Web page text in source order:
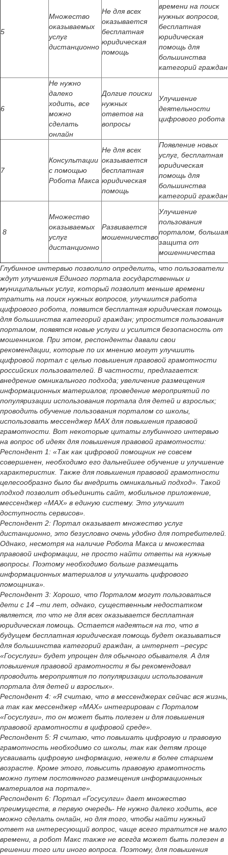
5
Множество
оказываемых
услуг
дистанционно
Не для всех
оказывается
бесплатная
юридическая
помощь
времени на поиск
нужных вопросов,
бесплатная
юридическая
помощь для
большинства
категорий граждан
6
Не нужно
далеко
ходить, все
можно
сделать
онлайн
Долгие поиски
нужных
ответов на
вопросы
Улучшение
деятельности
цифрового робота
7
Консультации
с помощью
Робота Макса
Не для всех
оказывается
бесплатная
юридическая
помощь
Появление новых
услуг, бесплатная
юридическая
помощь для
большинства
категорий граждан
8
Множество
оказываемых
услуг
дистанционно
Развивается
мошенничество
Улучшение
пользования
порталом, большая
защита от
мошенничества
Глубинное интервью позволило определить, что пользователи
ждут улучшения Единого портала государственных и
муниципальных услуг, который позволит меньше времени
тратить на поиск нужных вопросов, улучшится работа
цифрового робота, появится бесплатная юридическая помощь
для большинства категорий граждан; упростится пользования
порталом, появятся новые услуги и усилится безопасность от
мошенников. При этом, респонденты давали свои
рекомендации, которые по их мнению могут улучшить
цифровой портал с целью повышения правовой грамотности
российских пользователей. В частности, предлагается:
внедрение омникального подхода; увеличение размещения
информационных материалов; проведение мероприятий по
популяризации использования портала для детей и взрослых;
проводить обучение пользования порталом со школы,
использовать мессенджер MAX для повышения правовой
грамотности. Вот некоторые цитаты глубинного интервью
на вопрос об идеях для повышения правовой грамотности:
Респондент 1: «Так как цифровой помощник не совсем
совершенен, необходимо его дальнейшее обучение и улучшение
характеристик. Также для повышения правовой грамотности
целесообразно было бы внедрить омникальный подход». Такой
подход позволит объединить сайт, мобильное приложение,
мессенджер «MAX» в единую систему. Это улучшит
доступность сервисов».
Респондент 2: Портал оказывает множество услуг
дистанционно, это безусловно очень удобно для потребителей.
Однако, несмотря на наличие Робота Макса и множества
правовой информации, не просто найти ответы на нужные
вопросы. Поэтому необходимо больше размещать
информационных материалов и улучшать цифрового
помощника».
Респондент 3: Хорошо, что Порталом могут пользоваться
дети с 14 –ти лет, однако, существенным недостатком
является, то что не для всех оказывается бесплатная
юридическая помощь. Остается надеяться на то, что в
будущем бесплатная юридическая помощь будет оказываться
для большинства категорий граждан, а интернет –ресурс
«Госуслуги» будет упрощен для обычного обывателя. А для
повышения правовой грамотности я бы рекомендовал
проводить мероприятия по популяризации использования
портала для детей и взрослых».
Респондент 4: «Я считаю, что в мессенджерах сейчас вся жизнь,
а так как мессенджер «MAX» интегрирован с Порталом
«Госуслуги», то он может быть полезен и для повышения
правовой грамотности в цифровой среде».
Респондент 5: Я считаю, что повышать цифровую и правовую
грамотность необходимо со школы, так как детям проще
усваивать цифровую информацию, нежели в более старшем
возрасте. Кроме этого, повысить правовую грамотность
можно путем постоянного размещения информационных
материалов на портале».
Респондент 6: Портал «Госусулги» дает множество
преимуществ, в первую очередь- Не нужно далеко ходить, все
можно сделать онлайн, но для того, чтобы найти нужный
ответ на интересующий вопрос, чаще всего тратится не мало
времени, а робот Макс также не всегда может быть полезен в
решении того или иного вопроса. Поэтому, для повышения